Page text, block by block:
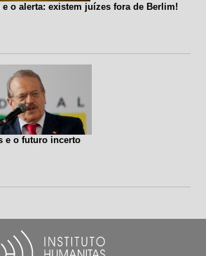
o alerta: existem juízes fora de Berlim!
e o futuro incerto